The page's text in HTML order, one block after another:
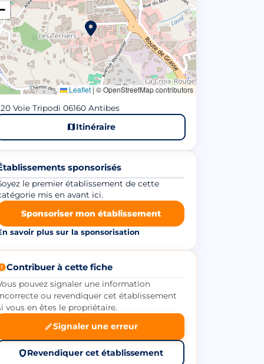
Leaflet|© OpenStreetMap contributors
Voie Tripodi 06160 Antibes
Itinéraire
sponsorisés
le premier établissement de cette
mis en avant ici.
Sponsoriser mon établissement
savoir plus sur la sponsorisation
Contribuer à cette fiche
pouvez signaler une information
ou revendiquer cet établissement
vous en êtes le propriétaire.
Signaler une erreur
Revendiquer cet établissement